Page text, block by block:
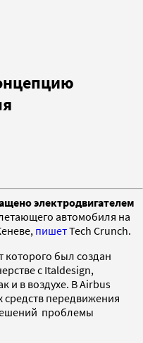
электродвигателем
автомобиля на
пишетTech Crunch.
которого был создан
с Italdesign,
и в воздухе. В Airbus
средств передвижения
проблемы